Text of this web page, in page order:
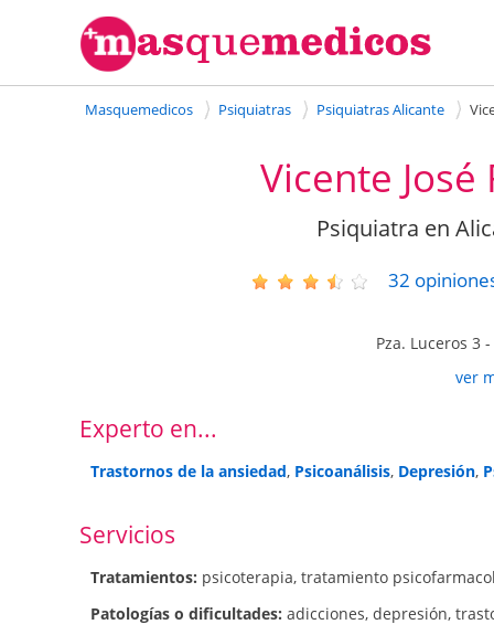
Masquemedicos Psiquiatras Psiquiatras Alicante
Vicente
Psiquiatra en
32
Pza. Luceros 3 -
ver
Experto en...
Trastornos de la ansiedad, Psicoanálisis, Depresión,
Servicios
Tratamientos: psicoterapia, tratamiento
Patologí­as o dificultades: adicciones, depresión,